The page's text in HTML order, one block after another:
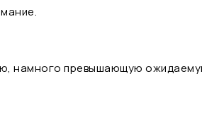
намного превышающую